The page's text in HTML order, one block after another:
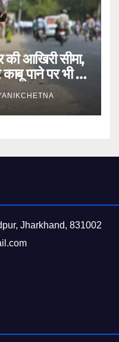
की आखिरी सीमा,
काबू पाने पर भी वह
Jharkhand, 831002